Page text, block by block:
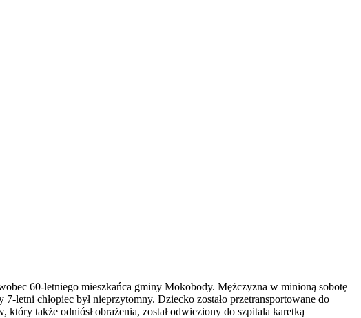
60-letniego mieszkańca gminy Mokobody. Mężczyzna w minioną sobotę
letni chłopiec był nieprzytomny. Dziecko zostało przetransportowane do
także odniósł obrażenia, został odwieziony do szpitala karetką